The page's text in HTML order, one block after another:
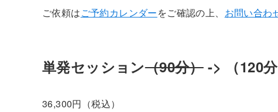
ご依頼はご予約カレンダーをご確認の上、 お問い合わ
単発セッション（90分）-> （120分
36,300円（税込）